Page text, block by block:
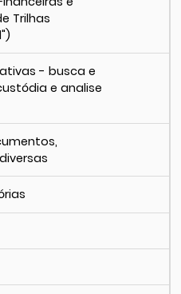
Trilhas
- busca e
e analise